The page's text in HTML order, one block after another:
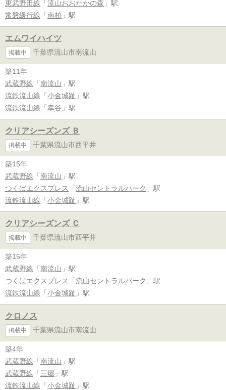
東武野田線 「 流山おおたかの森 」駅
常磐緩行線 「 南柏 」駅
エムワイハイツ
掲載中 千葉県流山市南流山
築11年
武蔵野線 「 南流山 」駅
流鉄流山線 「 小金城趾 」駅
流鉄流山線 「 幸谷 」駅
クリアシーズンズ Ｂ
掲載中 千葉県流山市西平井
築15年
武蔵野線 「 南流山 」駅
つくばエクスプレス
「 流山セントラルパーク 」駅
流鉄流山線 「 小金城趾 」駅
クリアシーズンズ Ｃ
掲載中 千葉県流山市西平井
築15年
武蔵野線 「 南流山 」駅
つくばエクスプレス
「 流山セントラルパーク 」駅
流鉄流山線 「 小金城趾 」駅
クロノス
掲載中 千葉県流山市南流山
築4年
武蔵野線 「 南流山 」駅
武蔵野線 「 三郷 」駅
流鉄流山線 「 小金城趾 」駅